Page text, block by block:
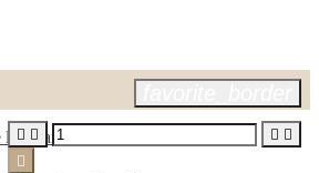
   
